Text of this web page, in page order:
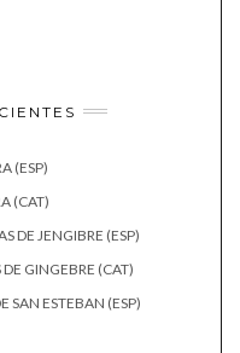
(ESP)
(CAT)
DE JENGIBRE (ESP)
DE GINGEBRE (CAT)
SAN ESTEBAN (ESP)